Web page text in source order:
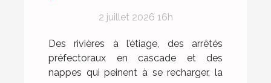
innovants ouvrent la
voie
2 juillet 2026 16h
Des rivières à l’étiage, des arrêtés
préfectoraux en cascade et des
nappes qui peinent à se recharger, la